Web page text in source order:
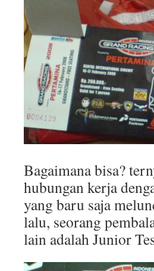
Bagaimana bisa?
hubungan kerja
yang baru saja
lalu, seorang
lain adalah Junior